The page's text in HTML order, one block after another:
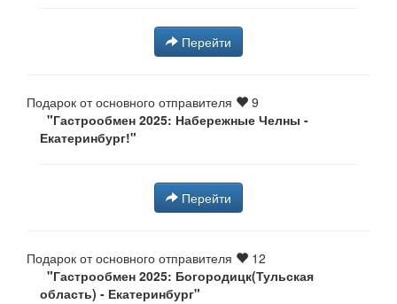
Перейти
Подарок от основного отправителя
9
"Гастрообмен 2025: Набережные Челны -
Екатеринбург!⁠⁠"
Перейти
Подарок от основного отправителя
12
"Гастрообмен 2025: Богородицк(Тульская
область) - Екатеринбург⁠⁠"